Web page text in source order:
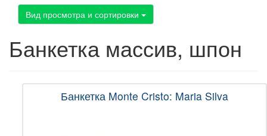
Вид просмотра и сортировки
Банкетка массив, шпон
Банкетка Monte Cristo: Maria Silva